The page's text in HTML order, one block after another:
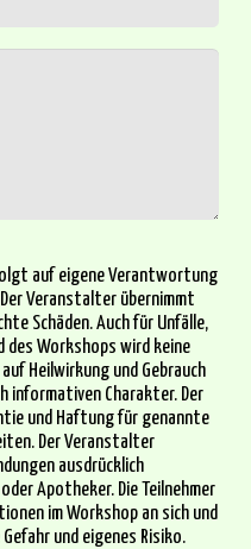
auf eigene Verantwortung
Veranstalter übernimmt
Schäden. Auch für Unfälle,
des Workshops wird keine
Heilwirkung und Gebrauch
informativen Charakter. Der
und Haftung für genannte
Der Veranstalter
ausdrücklich
Apotheker. Die Teilnehmer
im Workshop an sich und
und eigenes Risiko.